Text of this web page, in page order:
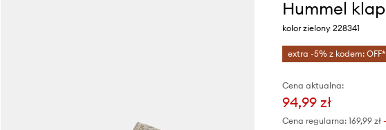
Hummel
kolor zielony 228341
extra -5% z kodem: OFF*
Cena aktualna:
94,99 zł
Cena regularna: 169,99 zł-